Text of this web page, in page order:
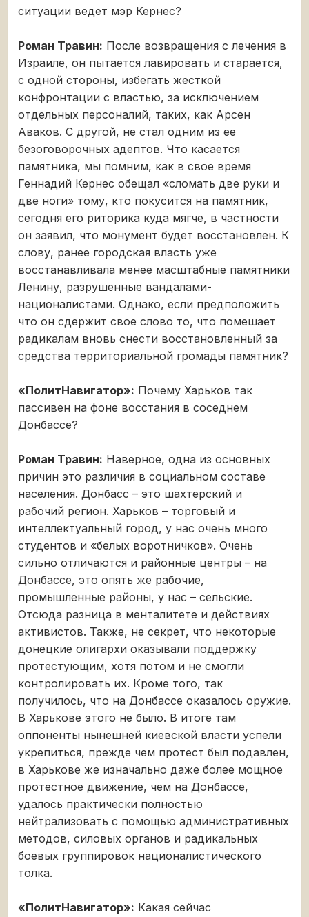
ситуации ведет мэр Кернес?
Роман Травин: После возвращения с лечения в
Израиле, он пытается лавировать и старается,
с одной стороны, избегать жесткой
конфронтации с властью, за исключением
отдельных персоналий, таких, как Арсен
Аваков. С другой, не стал одним из ее
безоговорочных адептов. Что касается
памятника, мы помним, как в свое время
Геннадий Кернес обещал «сломать две руки и
две ноги» тому, кто покусится на памятник,
сегодня его риторика куда мягче, в частности
он заявил, что монумент будет восстановлен. К
слову, ранее городская власть уже
восстанавливала менее масштабные памятники
Ленину, разрушенные вандалами-
националистами. Однако, если предположить
что он сдержит свое слово то, что помешает
радикалам вновь снести восстановленный за
средства территориальной громады памятник?
«ПолитНавигатор»: Почему Харьков так
пассивен на фоне восстания в соседнем
Донбассе?
Роман Травин: Наверное, одна из основных
причин это различия в социальном составе
населения. Донбасс – это шахтерский и
рабочий регион. Харьков – торговый и
интеллектуальный город, у нас очень много
студентов и «белых воротничков». Очень
сильно отличаются и районные центры – на
Донбассе, это опять же рабочие,
промышленные районы, у нас – сельские.
Отсюда разница в менталитете и действиях
активистов. Также, не секрет, что некоторые
донецкие олигархи оказывали поддержку
протестующим, хотя потом и не смогли
контролировать их. Кроме того, так
получилось, что на Донбассе оказалось оружие.
В Харькове этого не было. В итоге там
оппоненты нынешней киевской власти успели
укрепиться, прежде чем протест был подавлен,
в Харькове же изначально даже более мощное
протестное движение, чем на Донбассе,
удалось практически полностью
нейтрализовать с помощью административных
методов, силовых органов и радикальных
боевых группировок националистического
толка.
«ПолитНавигатор»: Какая сейчас